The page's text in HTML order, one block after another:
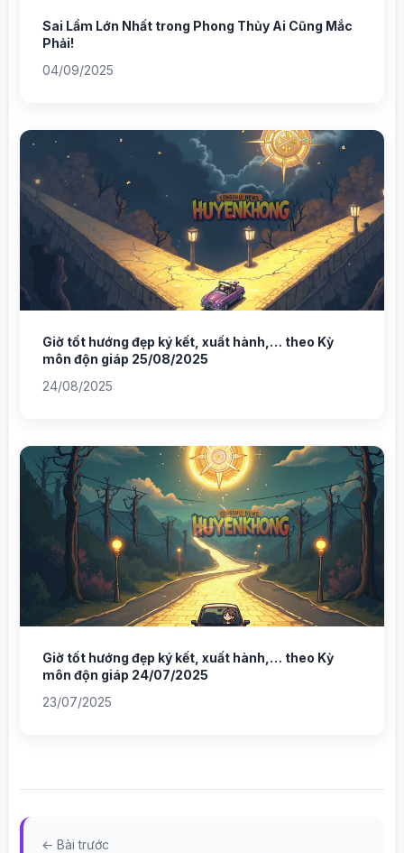
Sai Lầm Lớn Nhất trong Phong Thủy Ai Cũng Mắc
Phải!
04/09/2025
Giờ tốt hướng đẹp ký kết, xuất hành,… theo Kỳ
môn độn giáp 25/08/2025
24/08/2025
Giờ tốt hướng đẹp ký kết, xuất hành,… theo Kỳ
môn độn giáp 24/07/2025
23/07/2025
← Bài trước